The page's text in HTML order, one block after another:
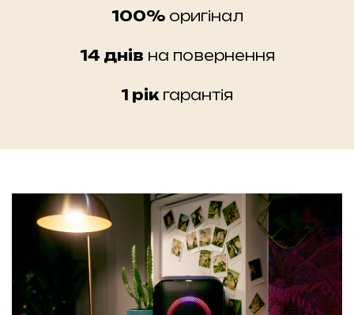
100%оригінал
14 днів на повернення
1 рік гарантія